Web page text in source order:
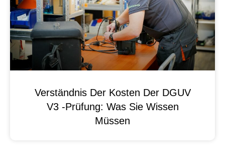
Verständnis Der Kosten Der DGUV
V3 -Prüfung: Was Sie Wissen
Müssen